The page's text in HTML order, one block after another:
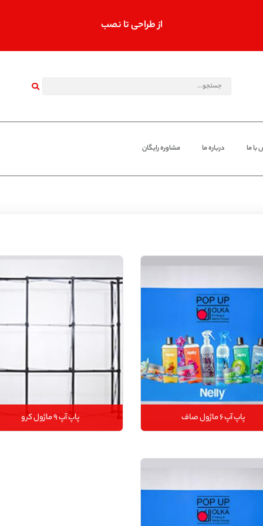
از طراحی تا نصب
با ما درباره ما مشاوره رایگان
پاپ آپ 6 ماژول صاف پاپ آپ 9 ماژول کرو